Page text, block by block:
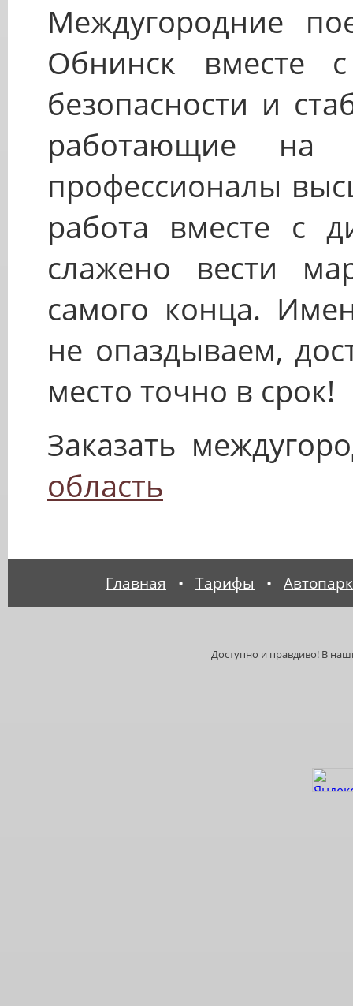
Междугородние
Обнинск вместе
безопасности и
работающие на
профессионалы
работа вместе с
слажено вести
самого конца.
не опаздываем,
место точно в срок!
Заказать
область
Главная • Тарифы • Автопарк
Доступно и правдиво! В